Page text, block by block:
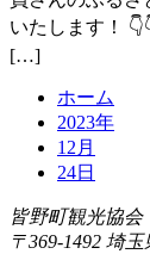
いたします！
[…]
ホーム
2023年
12月
24日
皆野町観光協会
〒369-1492 埼